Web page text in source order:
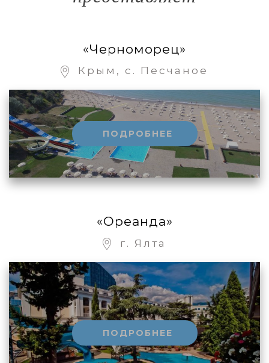
«Черноморец»
Крым, с. Песчаное
ПОДРОБНЕЕ
«Ореанда»
г. Ялта
ПОДРОБНЕЕ